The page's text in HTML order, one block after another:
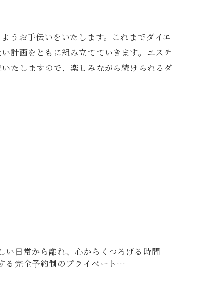
うお手伝いをいたします。これまでダイエ
計画をともに組み立てていきます。エステ
たしますので、楽しみながら続けられるダ
い日常から離れ、心からくつろげる時間
る完全予約制のプライベート…